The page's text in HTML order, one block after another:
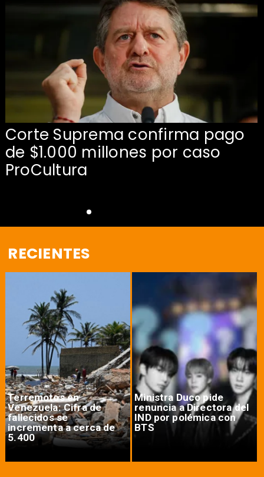
Corte Suprema confirma pago
de $1.000 millones por caso
ProCultura
RECIENTES
Terremotos en
Venezuela: Cifra de
fallecidos se
incrementa a cerca de
5.400
Ministra Duco pide
renuncia a Directora del
IND por polémica con
BTS